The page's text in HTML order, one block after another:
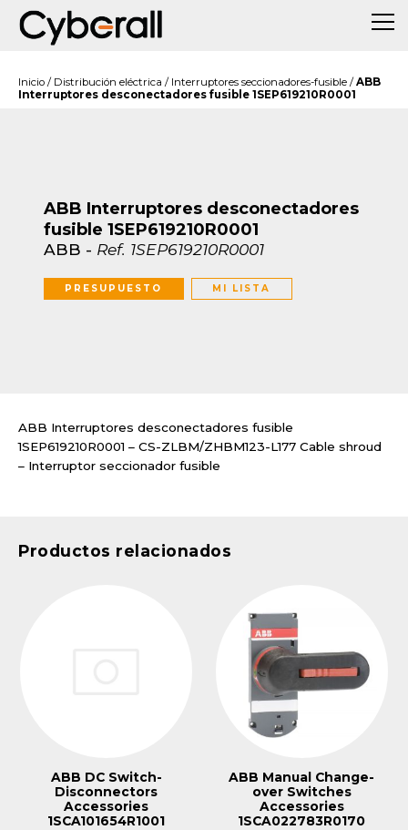
Inicio / Distribución eléctrica / Interruptores seccionadores-fusible / ABB
Interruptores desconectadores fusible 1SEP619210R0001
ABB Interruptores desconectadores
fusible 1SEP619210R0001
ABB - Ref. 1SEP619210R0001
PRESUPUESTO MI LISTA
ABB Interruptores desconectadores fusible
1SEP619210R0001 – CS-ZLBM/ZHBM123-L177 Cable shroud
– Interruptor seccionador fusible
Productos relacionados
ABB DC Switch-
Disconnectors
Accessories
1SCA101654R1001
ABB Manual Change-
over Switches
Accessories
1SCA022783R0170